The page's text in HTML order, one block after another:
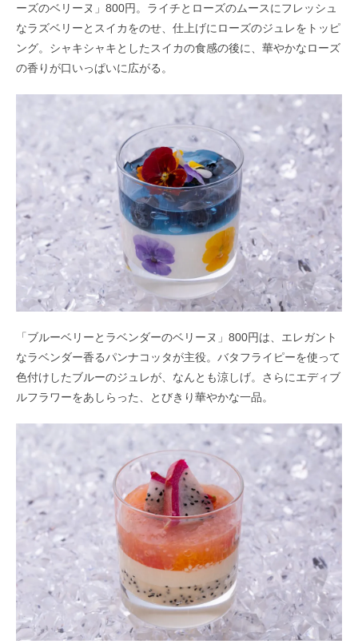
ーズのベリーヌ」800円。ライチとローズのムースにフレッシュ
なラズベリーとスイカをのせ、仕上げにローズのジュレをトッピ
ング。シャキシャキとしたスイカの食感の後に、華やかなローズ
の香りが口いっぱいに広がる。
「ブルーベリーとラベンダーのベリーヌ」800円は、エレガント
なラベンダー香るパンナコッタが主役。バタフライピーを使って
色付けしたブルーのジュレが、なんとも涼しげ。さらにエディブ
ルフラワーをあしらった、とびきり華やかな一品。